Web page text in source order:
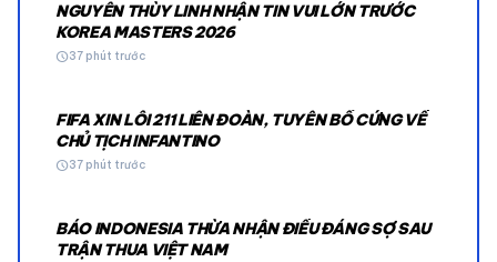
NGUYỄN THÙY LINH NHẬN TIN VUI LỚN TRƯỚC
KOREA MASTERS 2026
schedule37 phút trước
FIFA XIN LỖI 211 LIÊN ĐOÀN, TUYÊN BỐ CỨNG VỀ
CHỦ TỊCH INFANTINO
schedule37 phút trước
BÁO INDONESIA THỪA NHẬN ĐIỀU ĐÁNG SỢ SAU
TRẬN THUA VIỆT NAM